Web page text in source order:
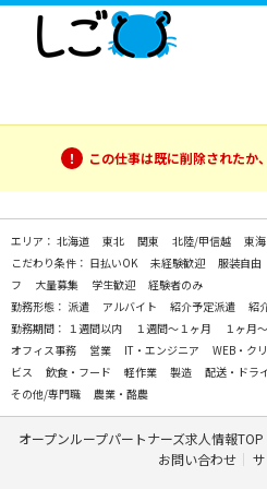
この仕事は既に削除されたか
エリア： 北海道 東北 関東 北陸/甲信越 東海
こだわり条件： 日払いOK 未経験歓迎 服装自由
フ
大量募集 学生歓迎
経験者のみ
勤務形態： 派遣 アルバイト 紹介予定派遣 紹
勤務期間： １週間以内 １週間～１ヶ月 １ヶ月
オフィス事務
営業 IT・エンジニア WEB・ク
ビス
飲食・フード 軽作業 製造 配送・ドラ
その他/専門職
農業・酪農
オープンループパートナーズ求人情報TOP
お問い合わせ